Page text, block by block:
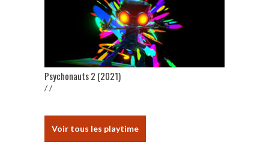
Psychonauts 2 (2021)
/ /
Voir tous les playtime